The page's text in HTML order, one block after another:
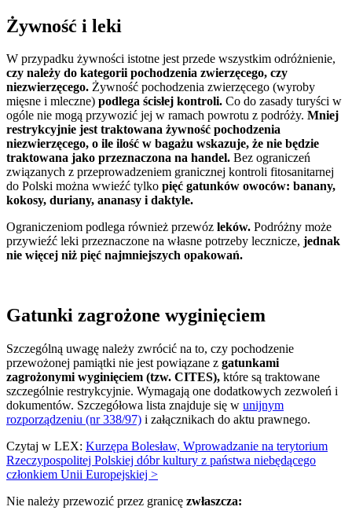
Żywność i leki
W przypadku żywności istotne jest przede wszystkim odróżnienie,
czy należy do kategorii pochodzenia zwierzęcego, czy
niezwierzęcego. Żywność pochodzenia zwierzęcego (wyroby
mięsne i mleczne) podlega ścisłej kontroli. Co do zasady turyści w
ogóle nie mogą przywozić jej w ramach powrotu z podróży. Mniej
restrykcyjnie jest traktowana żywność pochodzenia
niezwierzęcego, o ile ilość w bagażu wskazuje, że nie będzie
traktowana jako przeznaczona na handel. Bez ograniczeń
związanych z przeprowadzeniem granicznej kontroli fitosanitarnej
do Polski można wwieźć tylko pięć gatunków owoców: banany,
kokosy, duriany, ananasy i daktyle.
Ograniczeniom podlega również przewóz leków. Podróżny może
przywieźć leki przeznaczone na własne potrzeby lecznicze, jednak
nie więcej niż pięć najmniejszych opakowań.
Gatunki zagrożone wyginięciem
Szczególną uwagę należy zwrócić na to, czy pochodzenie
przewożonej pamiątki nie jest powiązane z gatunkami
zagrożonymi wyginięciem (tzw. CITES), które są traktowane
szczególnie restrykcyjnie. Wymagają one dodatkowych zezwoleń i
dokumentów. Szczegółowa lista znajduje się w unijnym
rozporządzeniu (nr 338/97) i załącznikach do aktu prawnego.
Czytaj w LEX: Kurzępa Bolesław, Wprowadzanie na terytorium
Rzeczypospolitej Polskiej dóbr kultury z państwa niebędącego
członkiem Unii Europejskiej >
Nie należy przewozić przez granicę zwłaszcza: